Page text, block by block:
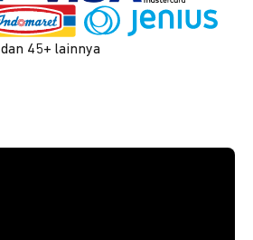
dan 45+ lainnya